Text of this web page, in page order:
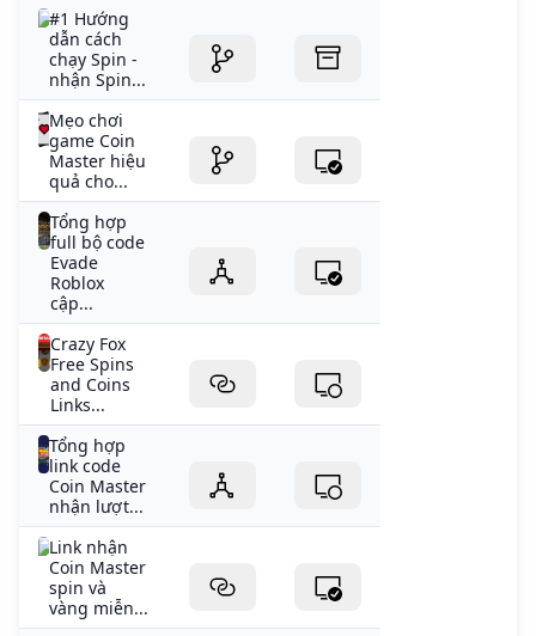
#1 Hướng
dẫn cách
chạy Spin -
nhận Spin...
Mẹo chơi
game Coin
Master hiệu
quả cho...
Tổng hợp
full bộ code
Evade
Roblox
cập...
Crazy Fox
Free Spins
and Coins
Links...
Tổng hợp
link code
Coin Master
nhận lượt...
Link nhận
Coin Master
spin và
vàng miễn...